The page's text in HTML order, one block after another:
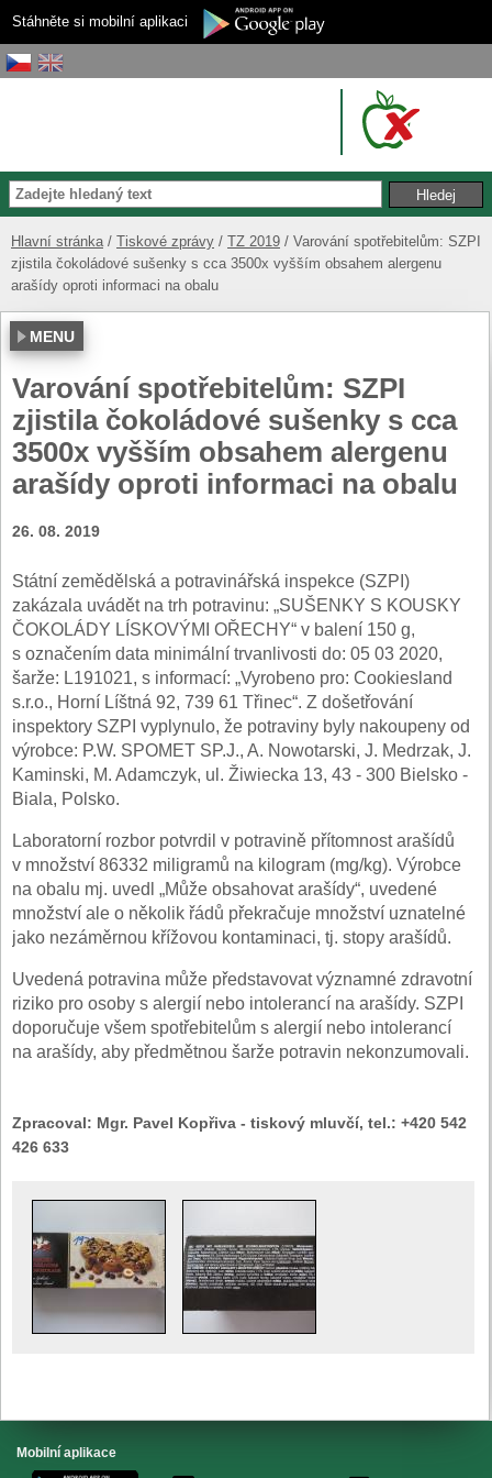
Stáhněte si mobilní aplikaci
Hlavní stránka Tiskové zprávy TZ 2019
Varování spotřebitelům: SZPI
zjistila čokoládové sušenky s cca 3500x vyšším obsahem alergenu
arašídy oproti informaci na obalu
MENU
Varování spotřebitelům: SZPI
zjistila čokoládové sušenky s cca
3500x vyšším obsahem alergenu
arašídy oproti informaci na obalu
26. 08. 2019
Státní zemědělská a potravinářská inspekce (SZPI)
zakázala uvádět na trh potravinu: „SUŠENKY S KOUSKY
ČOKOLÁDY LÍSKOVÝMI OŘECHY“ v balení 150 g,
s označením data minimální trvanlivosti do: 05 03 2020,
šarže: L191021, s informací: „Vyrobeno pro: Cookiesland
s.r.o., Horní Líštná 92, 739 61 Třinec“. Z došetřování
inspektory SZPI vyplynulo, že potraviny byly nakoupeny od
výrobce: P.W. SPOMET SP.J., A. Nowotarski, J. Medrzak, J.
Kaminski, M. Adamczyk, ul. Žiwiecka 13, 43 - 300 Bielsko -
Biala, Polsko.
Laboratorní rozbor potvrdil v potravině přítomnost arašídů
v množství 86332 miligramů na kilogram (mg/kg). Výrobce
na obalu mj. uvedl „Může obsahovat arašídy“, uvedené
množství ale o několik řádů překračuje množství uznatelné
jako nezáměrnou křížovou kontaminaci, tj. stopy arašídů.
Uvedená potravina může představovat významné zdravotní
riziko pro osoby s alergií nebo intolerancí na arašídy. SZPI
doporučuje všem spotřebitelům s alergií nebo intolerancí
na arašídy, aby předmětnou šarže potravin nekonzumovali.
Zpracoval: Mgr. Pavel Kopřiva - tiskový mluvčí, tel.: +420 542
426 633
Mobilní aplikace